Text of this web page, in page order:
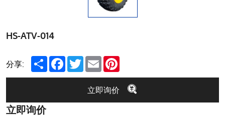
HS-ATV-014
分享: Share FacebookTwitterEmail
立即询价
立即询价